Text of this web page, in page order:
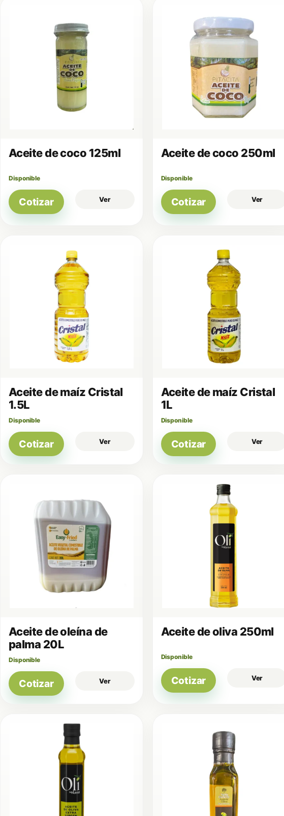
Aceite de coco 125ml
Disponible
Cotizar Ver
Aceite de coco 250ml
Disponible
Cotizar Ver
Aceite de maíz Cristal
1.5L
Disponible
Cotizar Ver
Aceite de maíz Cristal
1L
Disponible
Cotizar Ver
Aceite de oleína de
palma 20L
Disponible
Cotizar Ver
Aceite de oliva 250ml
Disponible
Cotizar Ver